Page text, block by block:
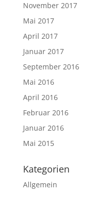
November 2017
Mai 2017
April 2017
Januar 2017
September 2016
Mai 2016
April 2016
Februar 2016
Januar 2016
Mai 2015
Kategorien
Allgemein